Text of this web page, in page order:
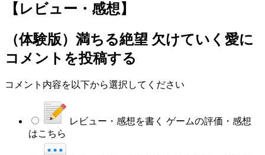
【レビュー・感想】
（体験版）満ちる絶望 欠けていく愛に
コメントを投稿する
コメント内容を以下から選択してください
レビュー・感想を書く ゲームの評価・感想
はこちら